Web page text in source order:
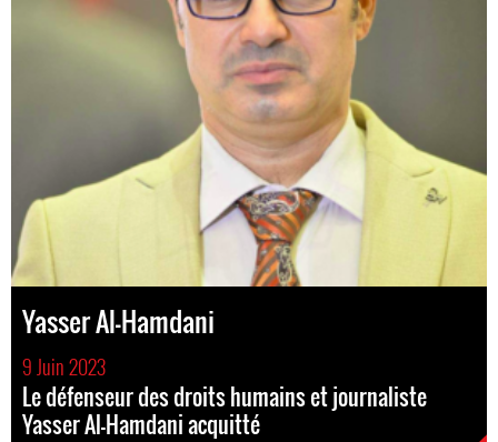
Yasser Al-Hamdani
9 Juin 2023
Le défenseur des droits humains et journaliste
Yasser Al-Hamdani acquitté